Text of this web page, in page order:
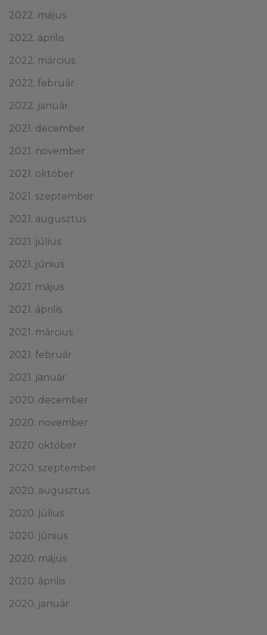
2022. május
2022. április
2022. március
2022. február
2022. január
2021. december
2021. november
2021. október
2021. szeptember
2021. augusztus
2021. július
2021. június
2021. május
2021. április
2021. március
2021. február
2021. január
2020. december
2020. november
2020. október
2020. szeptember
2020. augusztus
2020. július
2020. június
2020. május
2020. április
2020. január